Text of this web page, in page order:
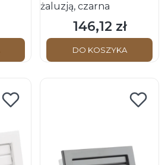
żaluzją, czarna
Cena
146,12 zł
DO KOSZYKA